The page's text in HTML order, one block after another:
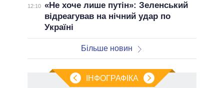
12:10 «Не хоче лише путін»: Зеленський
відреагував на нічний удар по
Україні
Більше новин
ІНФОГРАФІКА